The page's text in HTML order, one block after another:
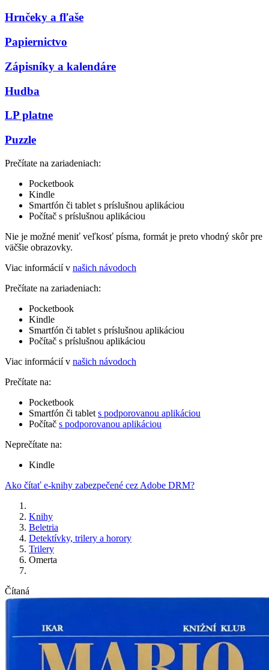
Hrnčeky a fľaše
Papiernictvo
Zápisníky a kalendáre
Hudba
LP platne
Puzzle
Prečítate na zariadeniach:
Pocketbook
Kindle
Smartfón či tablet s príslušnou aplikáciou
Počítač s príslušnou aplikáciou
Nie je možné meniť veľkosť písma, formát je preto vhodný skôr pre
väčšie obrazovky.
Viac informácií v našich návodoch
Prečítate na zariadeniach:
Pocketbook
Kindle
Smartfón či tablet s príslušnou aplikáciou
Počítač s príslušnou aplikáciou
Viac informácií v našich návodoch
Prečítate na:
Pocketbook
Smartfón či tablet s podporovanou aplikáciou
Počítač s podporovanou aplikáciou
Neprečítate na:
Kindle
Ako čítať e-knihy zabezpečené cez Adobe DRM?
Knihy
Beletria
Detektívky, trilery a horory
Trilery
Omerta
Čítaná